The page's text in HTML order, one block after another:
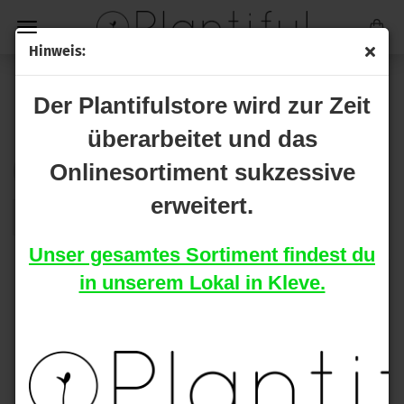
Hinweis:
Der Plantifulstore wird zur Zeit
überarbeitet und das
Onlinesortiment sukzessive
erweitert.
Unser gesamtes Sortiment findest du
in unserem Lokal in Kleve.
HACKBRETTER
Sortieren nach
Sortieren nach 16 pro Seite
pro Seite
Black Leaf Weedboard
Black Leaf Weedboard